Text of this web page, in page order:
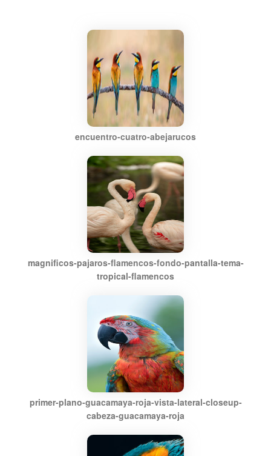
encuentro-cuatro-abejarucos
magnificos-pajaros-flamencos-fondo-pantalla-tema-
tropical-flamencos
primer-plano-guacamaya-roja-vista-lateral-closeup-
cabeza-guacamaya-roja